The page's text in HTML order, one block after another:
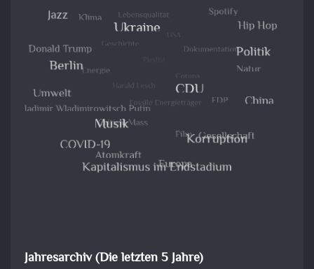
Jahresarchiv (Die letzten 5 Jahre)